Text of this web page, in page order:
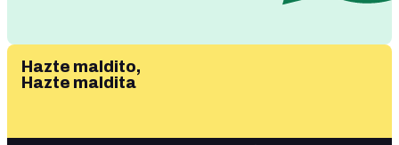
Hazte maldito,
Hazte maldita